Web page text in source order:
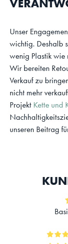
Unser
wichtig. Deshalb
wenig Plastik wie
Wir bereiten
Verkauf zu
nicht mehr
Projekt Kette und
unseren Beitrag